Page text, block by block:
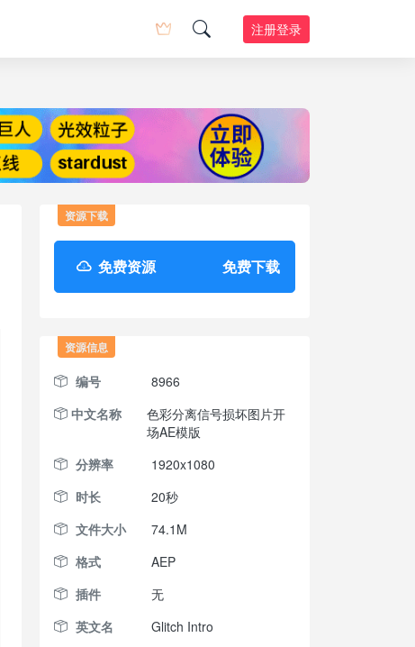
注册登录
资源下载
免费资源 免费下载
资源信息
编号
8966
中文名称
色彩分离信号损坏图片开
场AE模版
分辨率
1920x1080
时长
20秒
文件大小
74.1M
格式
AEP
插件
无
英文名
Glitch Intro